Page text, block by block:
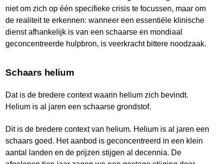
niet om zich op één specifieke crisis te focussen, maar om
de realiteit te erkennen: wanneer een essentiële klinische
dienst afhankelijk is van een schaarse en mondiaal
geconcentreerde hulpbron, is veerkracht bittere noodzaak.
Schaars helium
Dat is de bredere context waarin helium zich bevindt.
Helium is al jaren een schaarse grondstof.
Dit is de bredere context van helium. Helium is al jaren een
schaars goed. Het aanbod is geconcentreerd in een klein
aantal landen en de prijzen stijgen al decennia. De